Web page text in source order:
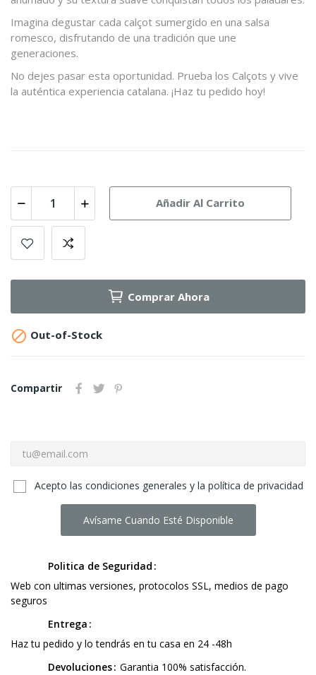
Imagina degustar cada calçot sumergido en una salsa
romesco, disfrutando de una tradición que une
generaciones.
No dejes pasar esta oportunidad. Prueba los Calçots y vive
la auténtica experiencia catalana. ¡Haz tu pedido hoy!
Añadir Al Carrito
Comprar Ahora
 Out-of-Stock
Compartir
Acepto las condiciones generales y la política de privacidad
Avísame Cuando Esté Disponible
Politica de Seguridad
Web con ultimas versiones, protocolos SSL, medios de pago
seguros
Entrega
Haz tu pedido y lo tendrás en tu casa en 24 -48h
Devoluciones Garantia 100% satisfacción.